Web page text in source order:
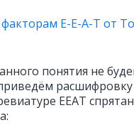
E-E-A-T от
понятия не
расшифровку
EEAT